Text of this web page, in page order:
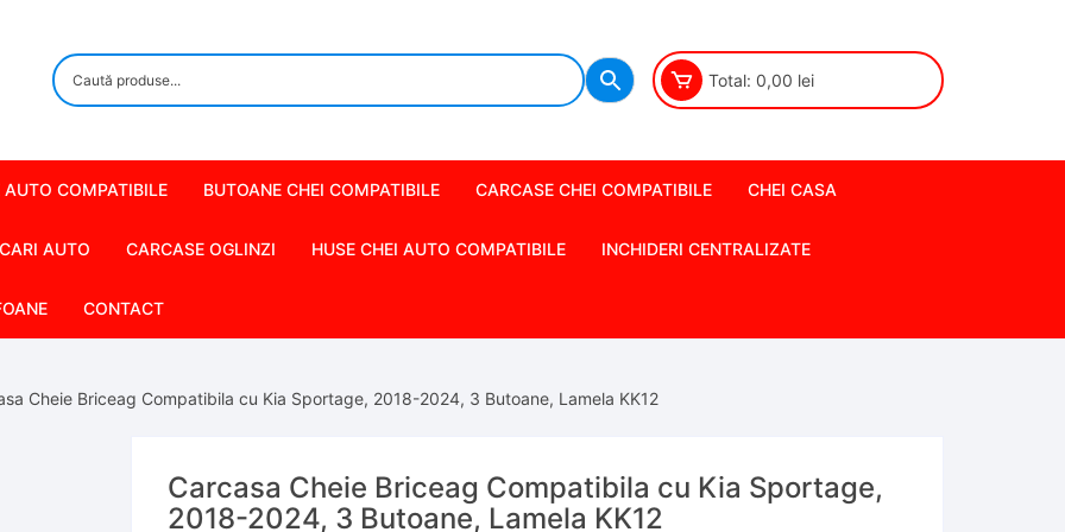
Total: 0,00 lei
AUTO COMPATIBILE BUTOANE CHEI COMPATIBILE CARCASE CHEI COMPATIBILE CHEI CASA
AUTO CARCASE OGLINZI HUSE CHEI AUTO COMPATIBILE INCHIDERI CENTRALIZATE
CONTACT
Cheie Briceag Compatibila cu Kia Sportage, 2018-2024, 3 Butoane, Lamela KK12
Carcasa Cheie Briceag Compatibila cu Kia Sportage,
2018-2024, 3 Butoane, Lamela KK12